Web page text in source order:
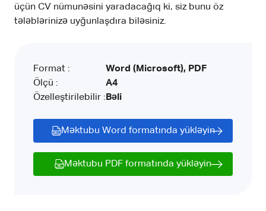
üçün CV nümunəsini yaradacağıq ki, siz bunu öz
tələblərinizə uyğunlaşdıra biləsiniz.
Format :
Ölçü :
Özelleştirilebilir :
Word (Microsoft), PDF
A4
Bəli
Məktubu Word formatında yükləyin
Məktubu PDF formatında yükləyin